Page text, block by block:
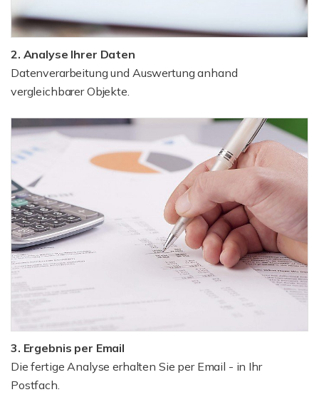
2. Analyse Ihrer Daten
Datenverarbeitung und Auswertung anhand
vergleichbarer Objekte.
3. Ergebnis per Email
Die fertige Analyse erhalten Sie per Email - in Ihr
Postfach.